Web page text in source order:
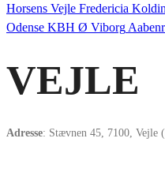
Horsens Vejle Fredericia
Odense KBH Ø Viborg
VEJLE
Adresse: Stævnen 45, 7100, Vejle